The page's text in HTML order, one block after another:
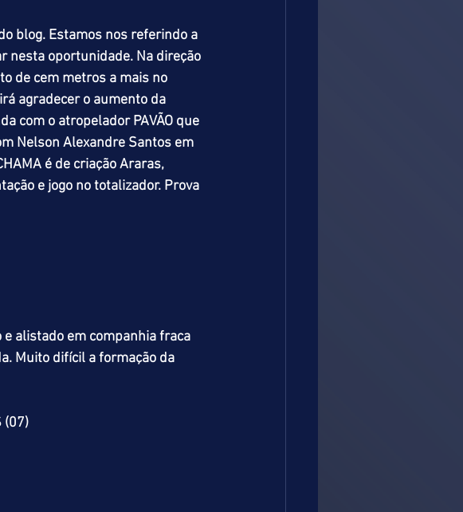
blog. Estamos nos referindo a
nesta oportunidade. Na direção
de cem metros a mais no
agradecer o aumento da
com o atropelador PAVÃO que
Nelson Alexandre Santos em
é de criação Araras,
e jogo no totalizador. Prova
e alistado em companhia fraca
Muito difícil a formação da
(07)